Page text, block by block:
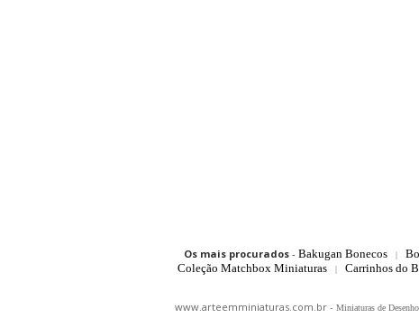
Os mais procurados- Bakugan Bonecos |
Coleção Matchbox Miniaturas
| Carrinhos do
www.arteemminiaturas.com.br - Miniaturas de